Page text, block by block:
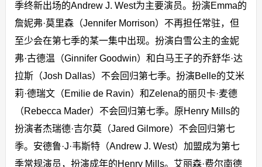
季终新出场的Andrew J. West为主要演员。扮演Emma的
詹妮弗·莫里森（Jennifer Morrison）不再担任常驻，但
至少会在第七季的某一集中出现。扮演白雪公主的金妮
弗·古德温（Ginnifer Goodwin）和白马王子的乔舒华·达
拉斯（Josh Dallas）不会回归第七季。扮演Belle的艾米
莉·德瑞文（Emilie de Ravin）和Zelena的丽贝卡·麦德
（Rebecca Mader）不会回归第七季。原Henry Mills的
扮演者杰瑞德·吉尔莫（Jared Gilmore）不会回归第七
季。安德鲁·J·韦斯特（Andrew J. West）加盟成为第七
季常规演员，扮演成年的Henry Mills。艾丽森·费尔南德